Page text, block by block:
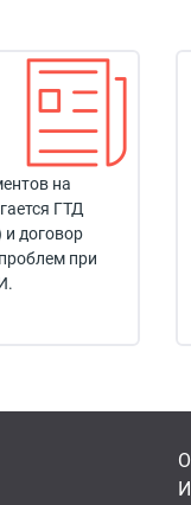
на
ГТД
договор
при